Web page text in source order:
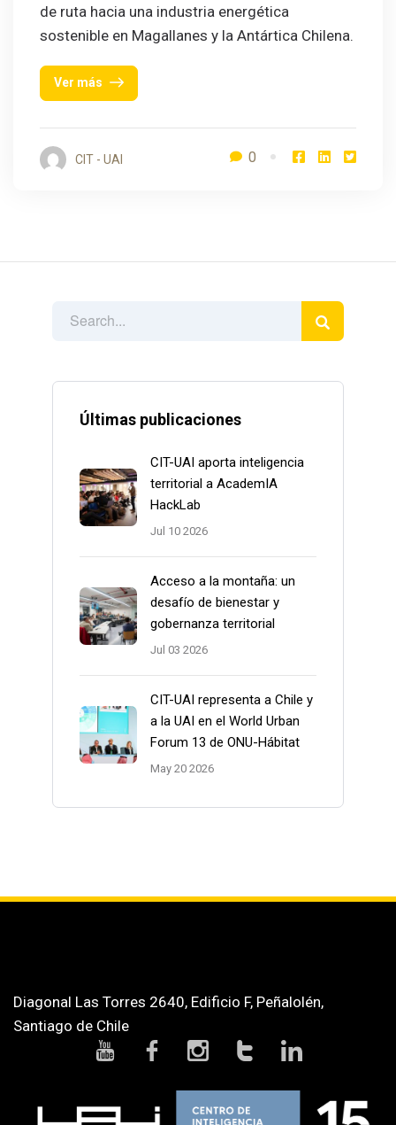
Últimas publicaciones
CIT-UAI aporta inteligencia
territorial a AcademIA
HackLab
Jul 10 2026
Acceso a la montaña: un
desafío de bienestar y
gobernanza territorial
Jul 03 2026
CIT-UAI representa a Chile y
a la UAI en el World Urban
Forum 13 de ONU-Hábitat
May 20 2026
de ruta hacia una industria energética
sostenible en Magallanes y la Antártica Chilena.
Ver más
CIT - UAI 0
Diagonal Las Torres 2640, Edificio F, Peñalolén,
Santiago de Chile